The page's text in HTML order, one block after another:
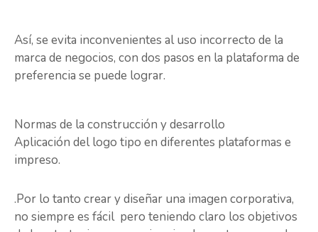
Así, se evita inconvenientes al uso incorrecto de la
marca de negocios, con dos pasos en la plataforma de
preferencia se puede lograr.
Normas de la construcción y desarrollo
Aplicación del logo tipo en diferentes plataformas e
impreso.
.Por lo tanto crear y diseñar una imagen corporativa,
no siempre es fácil pero teniendo claro los objetivos